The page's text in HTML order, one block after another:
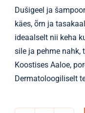
Dušigeel ja
käes, õrn ja
ideaalselt nii keha
sile ja pehme nahk,
Koostises Aaloe,
Dermatoloogiliselt